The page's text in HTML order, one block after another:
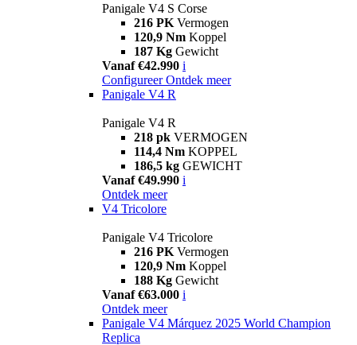
Panigale V4 S Corse
216 PK Vermogen
120,9 Nm Koppel
187 Kg Gewicht
Vanaf €42.990 i
Configureer Ontdek meer
Panigale V4 R
Panigale V4 R
218 pk VERMOGEN
114,4 Nm KOPPEL
186,5 kg GEWICHT
Vanaf €49.990 i
Ontdek meer
V4 Tricolore
Panigale V4 Tricolore
216 PK Vermogen
120,9 Nm Koppel
188 Kg Gewicht
Vanaf €63.000 i
Ontdek meer
Panigale V4 Márquez 2025 World Champion
Replica